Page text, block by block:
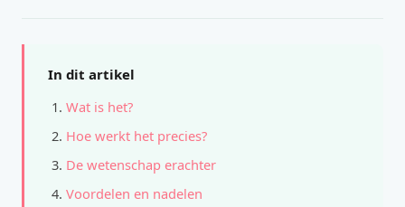
In dit artikel
Wat is het?
Hoe werkt het precies?
De wetenschap erachter
Voordelen en nadelen